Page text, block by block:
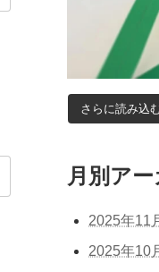
さらに読み込
月別ア
2025年11
2025年10